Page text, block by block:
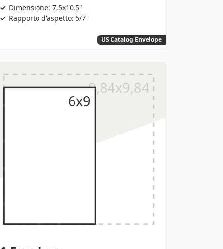
Dimensione: 7,5x10,5"
Rapporto d'aspetto: 5/7
US Catalog Envelope